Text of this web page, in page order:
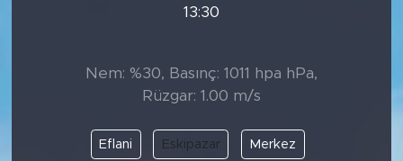
13:30
Nem: %30, Basınç: 1011 hpa hPa,
Rüzgar: 1.00 m/s
Eflani Eskipazar Merkez
POLİTİKA